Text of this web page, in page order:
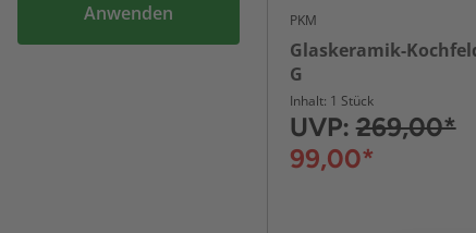
Anwenden PKM
Glaskeramik-
G
Inhalt: 1 Stück
UVP:269,00*
99,00*